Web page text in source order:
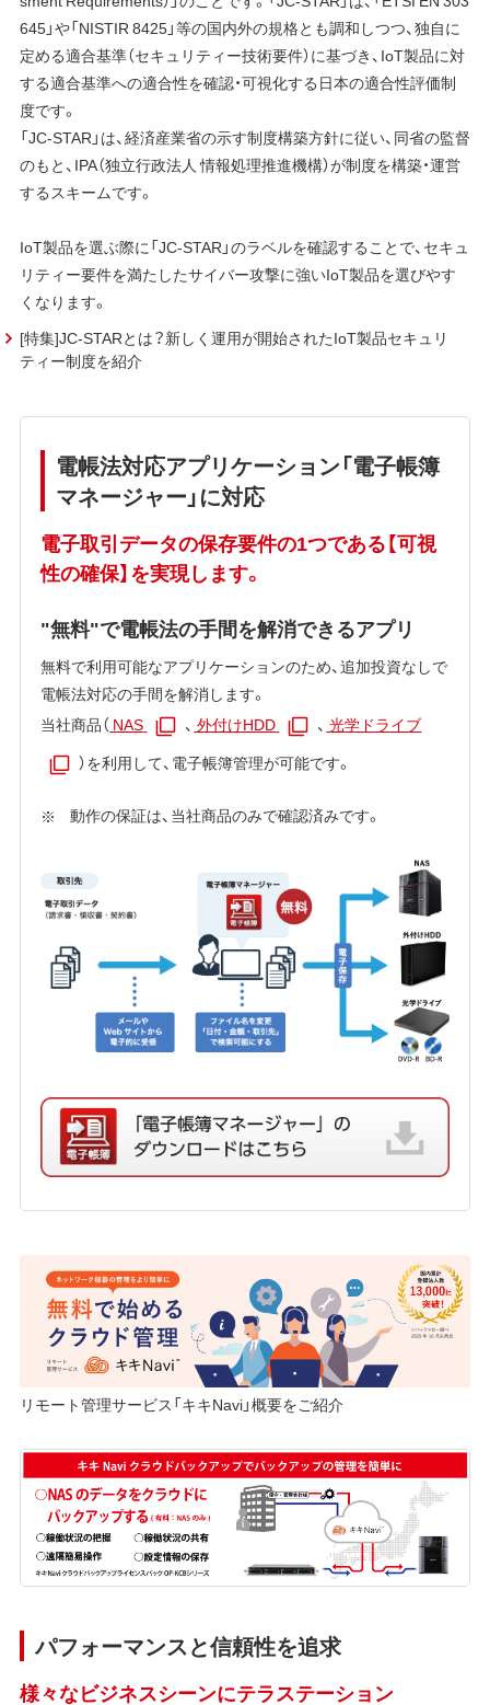
645」や「NISTIR 8425」等の国内外の規格とも調和しつつ、独自に
定める適合基準（セキュリティー技術要件）に基づき、IoT製品に対
する適合基準への適合性を確認・可視化する日本の適合性評価制
度です。
「JC-STAR」は、経済産業省の示す制度構築方針に従い、同省の監督
のもと、IPA（独立行政法人 情報処理推進機構）が制度を構築・運営
するスキームです。
IoT製品を選ぶ際に「JC-STAR」のラベルを確認することで、セキュ
リティー要件を満たしたサイバー攻撃に強いIoT製品を選びやす
くなります。
[特集]JC-STARとは？新しく運用が開始されたIoT製品セキュリ
ティー制度を紹介
電帳法対応アプリケーション「電子帳簿
マネージャー」に対応
電子取引データの保存要件の1つである【可視
性の確保】を実現します。
"無料"で電帳法の手間を解消できるアプリ
無料で利用可能なアプリケーションのため、追加投資なしで
電帳法対応の手間を解消します。
当社商品（ NAS 、 外付けHDD 、 光学ドライブ
）を利用して、電子帳簿管理が可能です。
動作の保証は、当社商品のみで確認済みです。
リモート管理サービス「キキNavi」概要をご紹介
パフォーマンスと信頼性を追求
様々なビジネスシーンにテラステーション